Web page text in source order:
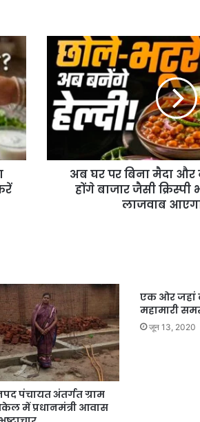
अब घर पर बिना मैदा
होंगे बाजार जैसी
लाजवाब
पंचायत अंतर्गत ग्राम
में प्रधानमंत्री आवास
एक ओर जहां
महामारी
जून 13, 2020